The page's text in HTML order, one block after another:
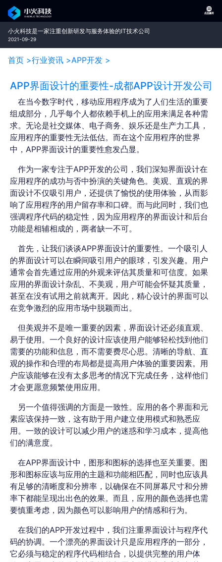
小火科技是一家注重创新研发与服务体验的IT技术公司
2021-09-29
首页 >行业资讯 >APP开发 >
APP界面设计的重要性-成都APP设计开发公司
在当今数字时代，移动应用程序成为了人们生活的重要
组成部分，几乎每个人都依赖手机上的应用来满足各种需
求。无论是社交媒体、电子商务、娱乐还是生产力工具，
应用程序的重要性无法低估。而在这个应用程序的世界
中，APP界面设计的重要性愈发凸显。
作为一家专注于APP开发的公司，我们深知界面设计在
应用程序的成功与否中扮演的关键角色。美观、直观的界
面设计不仅吸引用户，还提供了愉悦的使用体验，从而影
响了应用程序的用户留存率和口碑。而与此同时，我们也
强调程序代码的稳定性，因为应用程序的界面设计和后台
功能是相辅相成的，两者缺一不可。
首先，让我们谈谈APP界面设计的重要性。一个吸引人
的界面设计可以在瞬间吸引用户的眼球，引发兴趣。用户
通常会首先通过应用的外观来评估其质量和可信度。如果
应用的界面设计杂乱、不美观，用户可能会怀疑其质量，
甚至在没有试用之前就离开。因此，精心设计的界面可以
在竞争激烈的应用市场中脱颖而出。
但美观并不是唯一重要的因素，界面设计还必须直观、
易于使用。一个良好的设计应该使用户能够轻松找到他们
需要的功能和信息，而不需要费尽心思。清晰的导航、直
观的操作和合理的布局都是提高用户体验的重要因素。用
户应该能够在没有太多思考的情况下完成任务，这样他们
才会更愿意频繁使用应用。
另一个值得强调的方面是一致性。应用的各个界面和元
素应该保持一致，这有助于用户建立使用模式和熟悉应
用。一致的设计可以减少用户的迷惑和学习成本，提高他
们的满意度。
在APP界面设计中，图形和图标的选择也至关重要。图
形和图标应该与应用的主题和功能相匹配，同时也应该具
有足够的清晰度和分辨率，以确保在不同屏幕尺寸和分辨
率下都能呈现出出色的效果。而且，应用的颜色选择也需
要慎重考虑，因为颜色可以影响用户的情感和行为。
在我们的APP开发过程中，我们注重界面设计与程序代
码的协调。一个漂亮的界面设计只是应用程序的一部分，
它必须与稳定的程序代码相结合，以提供完整的用户体